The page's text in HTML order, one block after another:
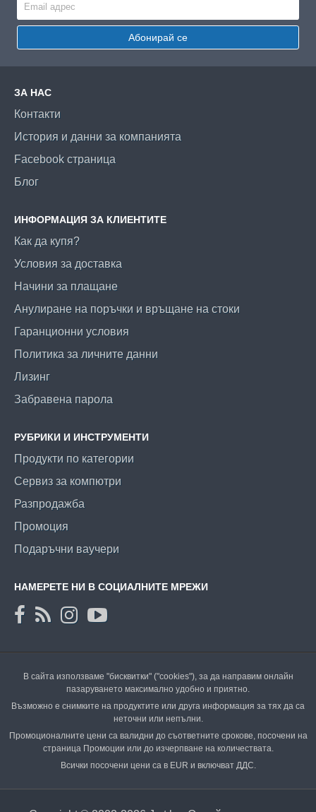
Абонирай се
ЗА НАС
Контакти
История и данни за компанията
Facebook страница
Блог
ИНФОРМАЦИЯ ЗА КЛИЕНТИТЕ
Как да купя?
Условия за доставка
Начини за плащане
Анулиране на поръчки и връщане на стоки
Гаранционни условия
Политика за личните данни
Лизинг
Забравена парола
РУБРИКИ И ИНСТРУМЕНТИ
Продукти по категории
Сервиз за компютри
Разпродажба
Промоция
Подаръчни ваучери
НАМЕРЕТЕ НИ В СОЦИАЛНИТЕ МРЕЖИ
В сайта използваме "бисквитки" ("cookies"), за да направим онлайн
пазаруването максимално удобно и приятно.
Възможно е снимките на продуктите или друга информация за тях да са
неточни или непълни.
Промоционалните цени са валидни до съответните срокове, посочени на
страница Промоции или до изчерпване на количествата.
Всички посочени цени са в EUR и включват ДДС.